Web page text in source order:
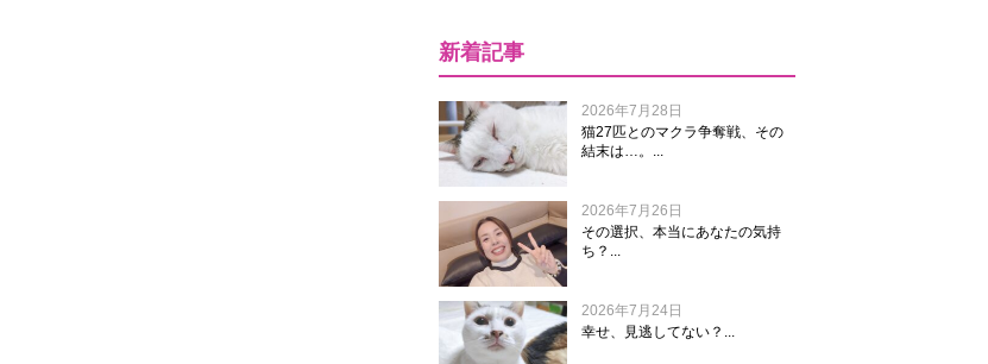
新着記事
2026年7月28日
猫27匹とのマクラ争奪戦、その
結末は…。...
2026年7月26日
その選択、本当にあなたの気持
ち？...
2026年7月24日
幸せ、見逃してない？...